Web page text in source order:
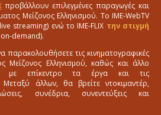
προβάλλουν επιλεγμένες παραγωγές και
Μείζονος Ελληνισμού. Το IME-WebTV
streaming) ενώ το IME-FLIX την στιγμή
demand).
παρακολουθήσετε τις κινηματογραφικές
Μείζονος Ελληνισμού, καθώς και άλλο
με επίκεντρο τα έργα και τις
άλλων, θα βρείτε ντοκιμαντέρ,
συνέδρια, συνεντεύξεις και